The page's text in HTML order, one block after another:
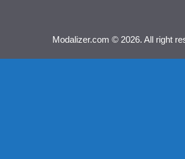
Modalizer.com © 2026. All right